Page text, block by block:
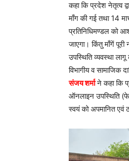
कहा कि प्रदेश नेतृत्व
माँग की गई तथा 14
प्रतिनिधिमण्डल को
जाएगा। किंतु माँगें
उपस्थिति व्यवस्था
विभागीय व सामाजिक
संजय शर्माने कहा कि
ऑनलाइन उपस्थिति
स्वयं को अपमानित एवं